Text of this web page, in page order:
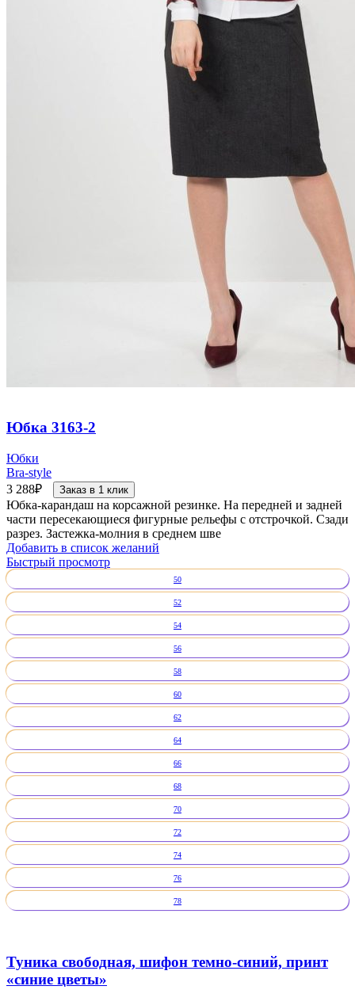
Юбка 3163-2
Юбки
Bra-style
3 288₽ Заказ в 1 клик
Юбка-карандаш на корсажной резинке. На передней и задней
части пересекающиеся фигурные рельефы с отстрочкой. Сзади
разрез. Застежка-молния в среднем шве
Добавить в список желаний
Быстрый просмотр
50
52
54
56
58
60
62
64
66
68
70
72
74
76
78
Туника свободная, шифон темно-синий, принт
«синие цветы»